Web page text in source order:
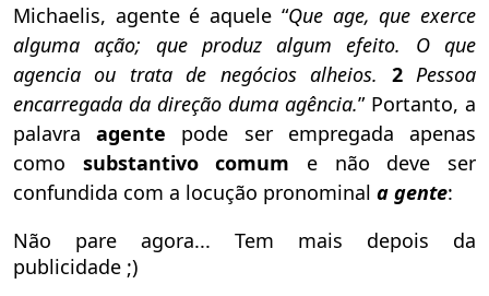
Michaelis, agente é aquele “Que age, que exerce
alguma ação; que produz algum efeito.
O que
agencia ou trata de negócios alheios.
2 Pessoa
encarregada da direção duma agência.” Portanto, a
palavraagente pode ser empregada apenas
como substantivo comum e não deve ser
confundida com a locução pronominal a gente:
Não pare agora... Tem mais depois da
publicidade ;)